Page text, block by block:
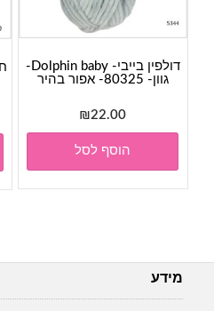
דולפין בייבי- Dolphin baby-
גוון- 80325- אפור בהיר
₪22.00
הוסף לסל
מידע